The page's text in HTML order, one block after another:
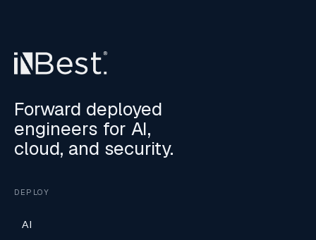
Forward deployed
engineers for AI,
cloud, and security.
DEPLOY
AI